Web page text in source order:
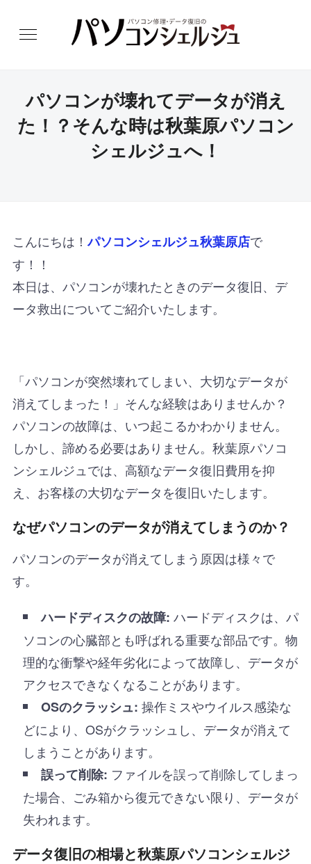
パソコンが壊れてデータが消え
た！？そんな時は秋葉原パソコン
シェルジュへ！
こんにちは！パソコンシェルジュ秋葉原店で
す！！
本日は、パソコンが壊れたときのデータ復旧、デ
ータ救出についてご紹介いたします。
「パソコンが突然壊れてしまい、大切なデータが
消えてしまった！」そんな経験はありませんか？
パソコンの故障は、いつ起こるかわかりません。
しかし、諦める必要はありません。秋葉原パソコ
ンシェルジュでは、高額なデータ復旧費用を抑
え、お客様の大切なデータを復旧いたします。
なぜパソコンのデータが消えてしまうのか？
パソコンのデータが消えてしまう原因は様々で
す。
ハードディスクの故障: ハードディスクは、パ
ソコンの心臓部とも呼ばれる重要な部品です。物
理的な衝撃や経年劣化によって故障し、データが
アクセスできなくなることがあります。
OSのクラッシュ: 操作ミスやウイルス感染な
どにより、OSがクラッシュし、データが消えて
しまうことがあります。
誤って削除: ファイルを誤って削除してしまっ
た場合、ごみ箱から復元できない限り、データが
失われます。
データ復旧の相場と秋葉原パソコンシェルジ